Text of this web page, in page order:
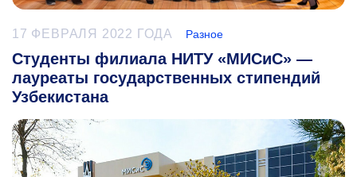
17 ФЕВРАЛЯ 2022 ГОДА Разное
Студенты филиала НИТУ «МИСиС» —
лауреаты государственных стипендий
Узбекистана